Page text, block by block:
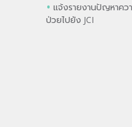
แจ้งรายงานปัญหาค
ป่วยไปยัง JCI